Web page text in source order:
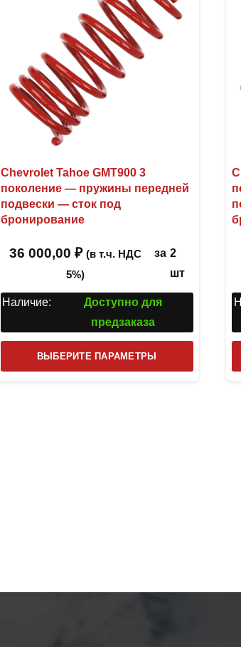
Chevrolet Tahoe GMT900 3
поколение — пружины передней
подвески — сток под
бронирование
36 000,00₽ (в т.ч. НДС
5%)
за 2
шт
Наличие:
Доступно для
предзаказа
ВЫБЕРИТЕ ПАРАМЕТРЫ
товар